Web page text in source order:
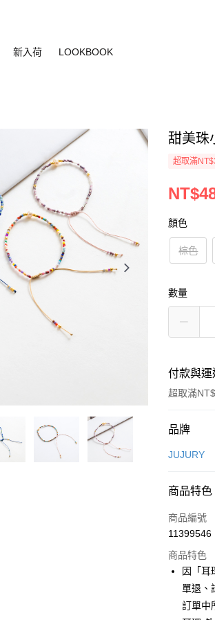
新入荷 LOOKBOOK
甜美珠
超取滿
顏色
棕色
數量
付款與
超取滿
付款方式
信用卡一
合作金
華南商
上海商
國泰世
臺灣中
聯邦商
超商取貨
LINE Pay
Apple Pay
街口支付
品牌
JUJURY
商品特色
商品編號
11399546
商品特色
因「耳
單退、
訂單中